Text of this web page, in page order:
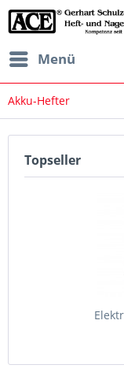
Menü
Akku-Hefter
Topseller